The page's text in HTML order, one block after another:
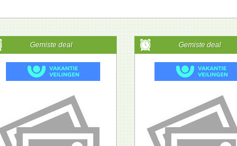
Gemiste deal Gemiste deal